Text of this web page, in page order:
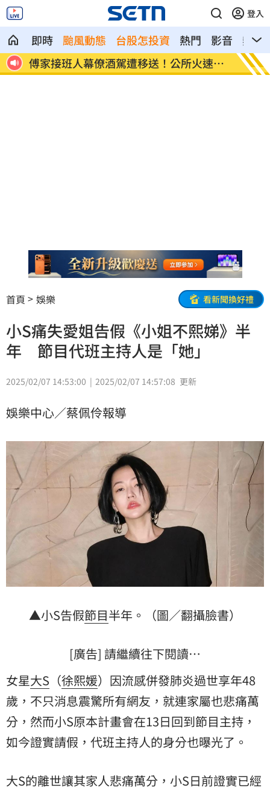
登入
即時 颱風動態 台股怎投資 熱門 影音
熱搜
海
傅家接班人幕僚酒駕遭移送！公所火速准
辭
獅子
首頁 娛樂 看新聞換好禮
小S痛失愛姐告假《小姐不熙娣》半
年 節目代班主持人是「她」
2025/02/07 14:53:00 2025/02/07 14:57:08 更新
娛樂中心／蔡佩伶報導
▲小S告假節目半年。（圖／翻攝臉書）
[廣告] 請繼續往下閱讀…
女星大S （徐熙媛）因流感併發肺炎過世享年48
歲，不只消息震驚所有網友，就連家屬也悲痛萬
分，然而小S原本計畫會在13日回到節目主持，
如今證實請假，代班主持人的身分也曝光了。
大S的離世讓其家人悲痛萬分，小S日前證實已經